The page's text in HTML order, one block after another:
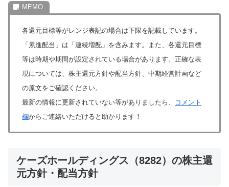
各還元目標等がレンジ表記の場合は下限を記載しています。
「累進配当」は「連続増配」を含みます。また、各還元目標
等は時期や期間が設定されている場合があります。正確な表
現については、株主還元方針や配当方針、中期経営計画など
の原文をご確認ください。
最新の情報に更新されていない等がありましたら、
コメント
欄からご連絡いただけると助かります！
ケーズホールディングス（8282）の株主還
元方針・配当方針